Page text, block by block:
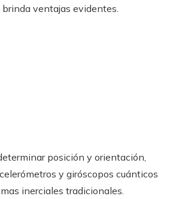
ventajas evidentes.
posición y orientación,
y giróscopos cuánticos
inerciales tradicionales.